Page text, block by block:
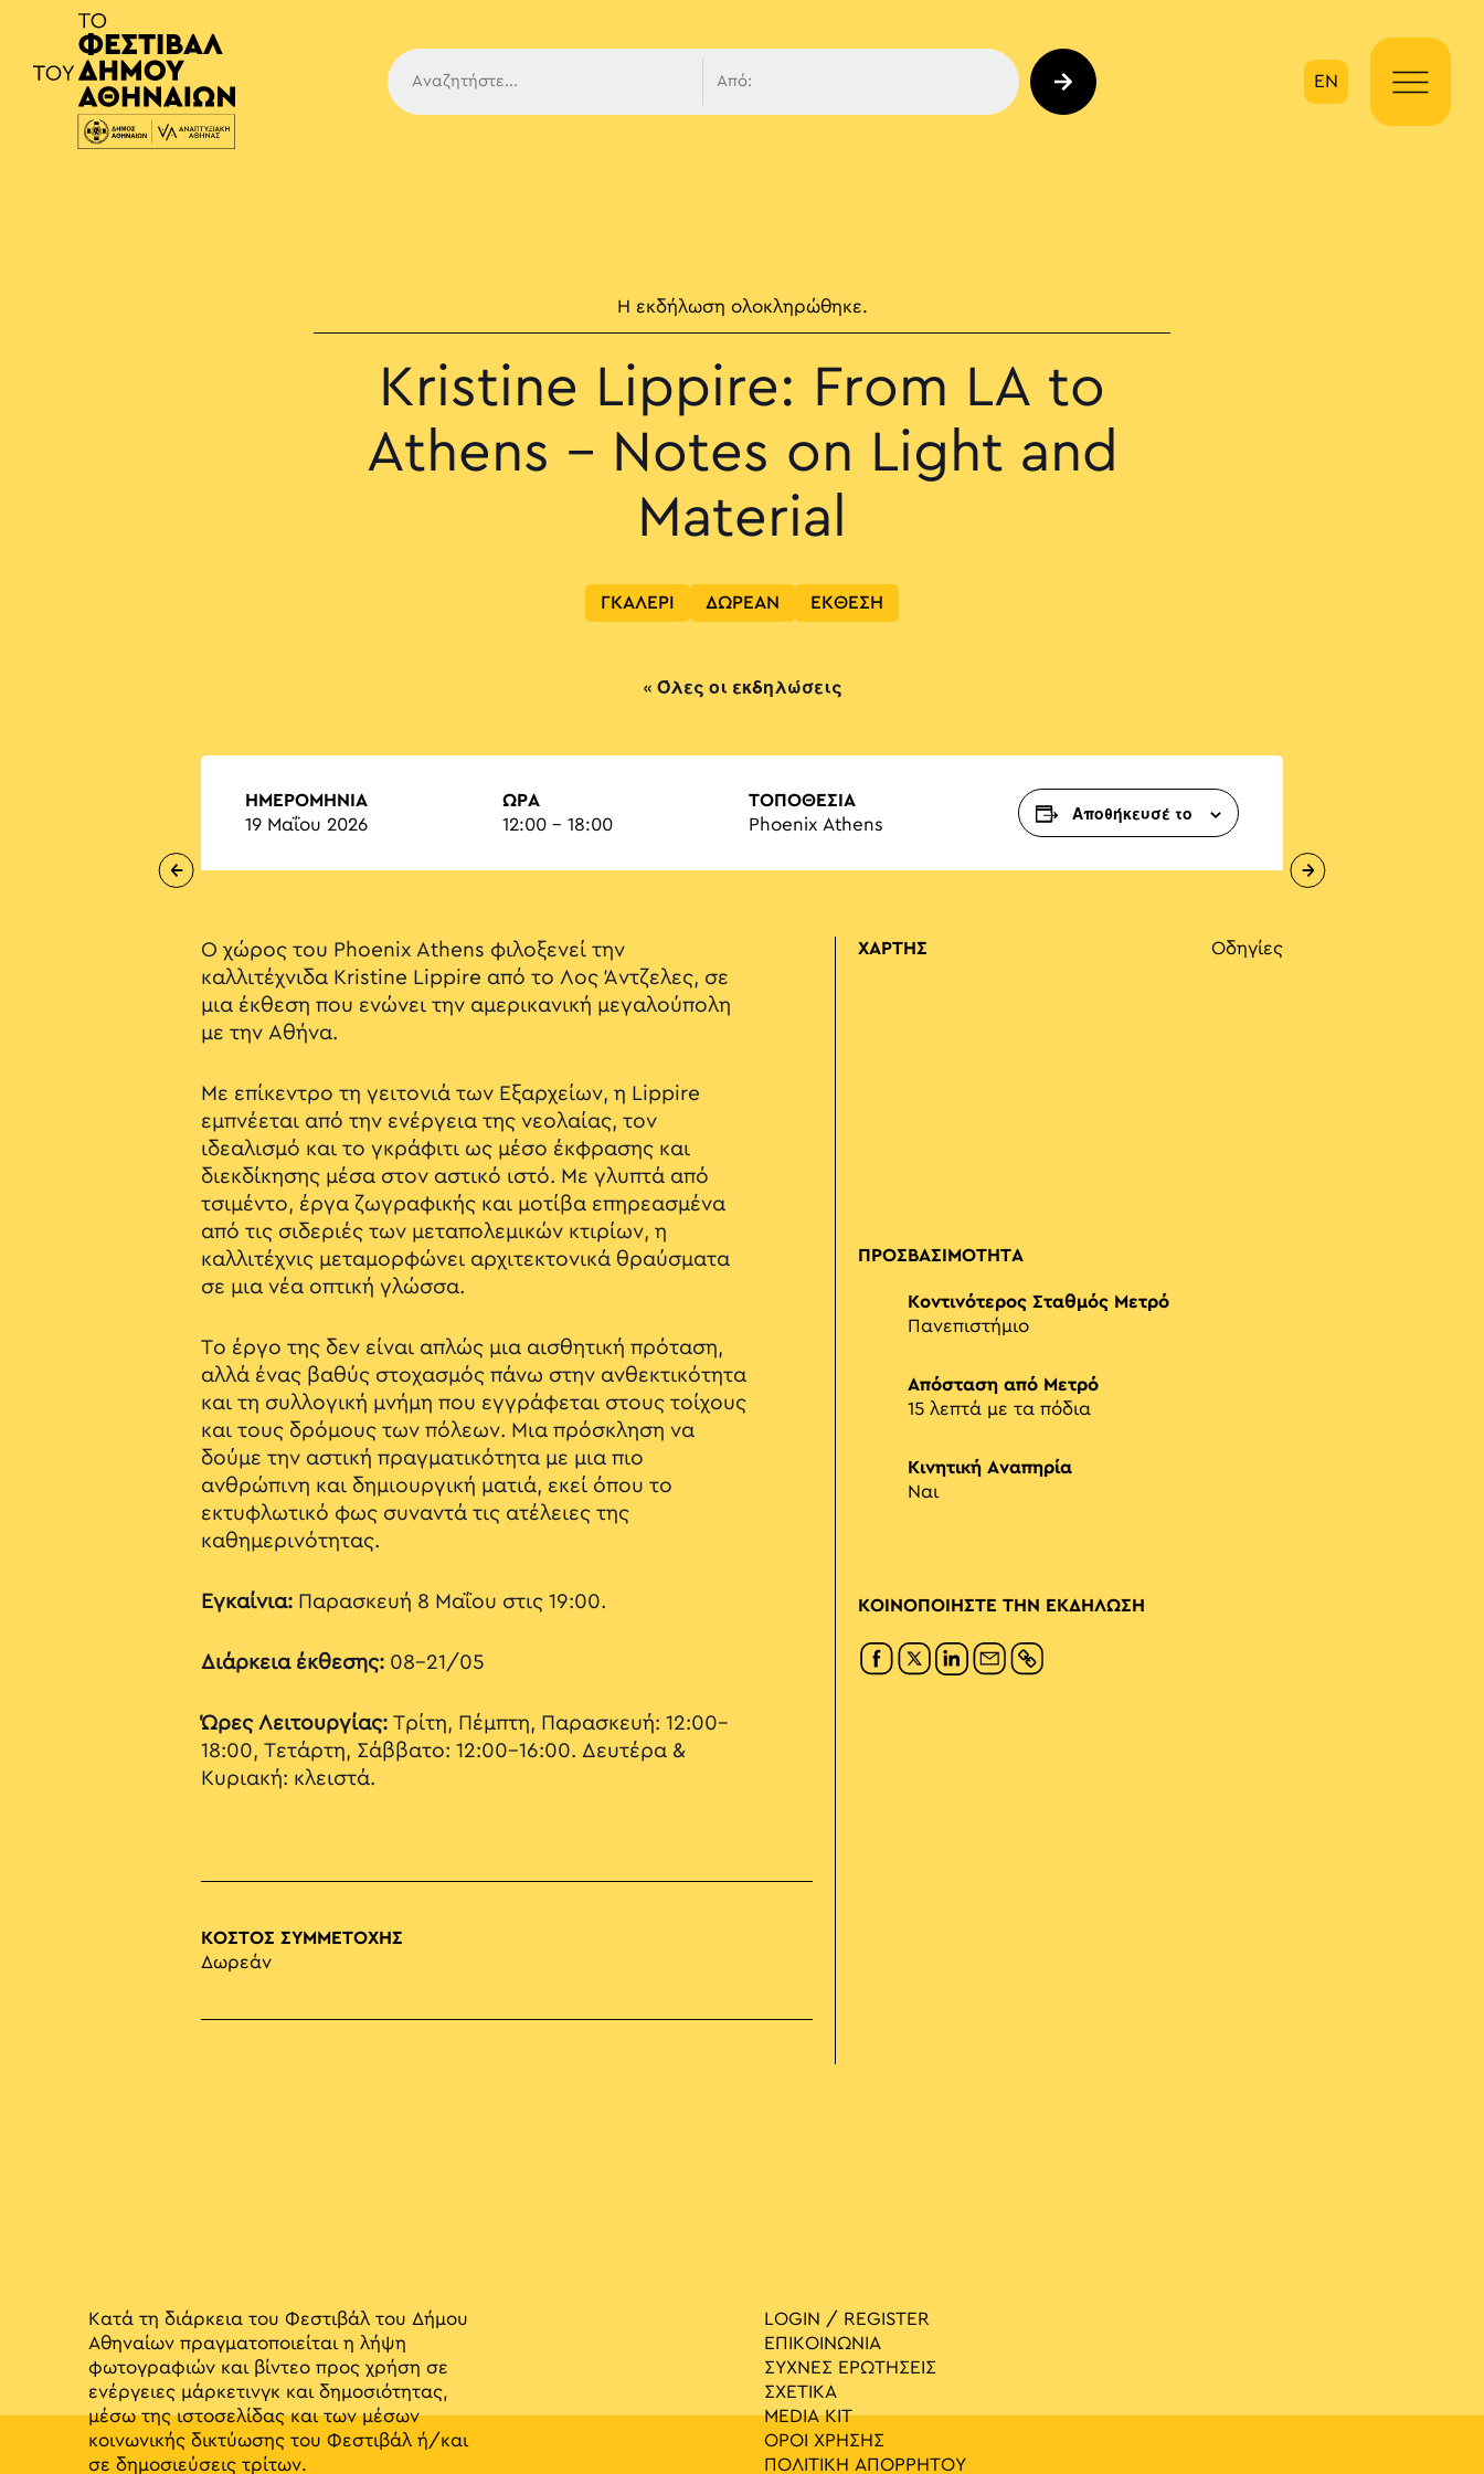
Κύρια πλοήγηση
EN
Η εκδήλωση ολοκληρώθηκε.
Kristine Lippire: From LA to
Athens – Notes on Light and
Material
ΓΚΑΛΕΡΙ ΔΩΡΕΑΝ ΕΚΘΕΣΗ
« Όλες οι εκδηλώσεις
ΗΜΕΡΟΜΗΝΙΑ
19 Μαΐου 2026
ΏΡΑ
12:00 - 18:00
ΤΟΠΟΘΕΣΙΑ
Phoenix Athens
Αποθήκευσέ το
Ο χώρος του Phoenix Athens φιλοξενεί την
καλλιτέχνιδα Kristine Lippire από το Λος Άντζελες, σε
μια έκθεση που ενώνει την αμερικανική μεγαλούπολη
με την Αθήνα.
Με επίκεντρο τη γειτονιά των Εξαρχείων, η Lippire
εμπνέεται από την ενέργεια της νεολαίας, τον
ιδεαλισμό και το γκράφιτι ως μέσο έκφρασης και
διεκδίκησης μέσα στον αστικό ιστό. Με γλυπτά από
τσιμέντο, έργα ζωγραφικής και μοτίβα επηρεασμένα
από τις σιδεριές των μεταπολεμικών κτιρίων, η
καλλιτέχνις μεταμορφώνει αρχιτεκτονικά θραύσματα
σε μια νέα οπτική γλώσσα.
Το έργο της δεν είναι απλώς μια αισθητική πρόταση,
αλλά ένας βαθύς στοχασμός πάνω στην ανθεκτικότητα
και τη συλλογική μνήμη που εγγράφεται στους τοίχους
και τους δρόμους των πόλεων. Μια πρόσκληση να
δούμε την αστική πραγματικότητα με μια πιο
ανθρώπινη και δημιουργική ματιά, εκεί όπου το
εκτυφλωτικό φως συναντά τις ατέλειες της
καθημερινότητας.
Εγκαίνια: Παρασκευή 8 Μαΐου στις 19:00.
Διάρκεια έκθεσης: 08-21/05
Ώρες Λειτουργίας: Τρίτη, Πέμπτη, Παρασκευή: 12:00–
18:00, Τετάρτη, Σάββατο: 12:00–16:00. Δευτέρα &
Κυριακή: κλειστά.
ΚΟΣΤΟΣ ΣΥΜΜΕΤΟΧΗΣ
Δωρεάν
ΧΑΡΤΗΣ Οδηγίες
ΠΡΟΣΒΑΣΙΜΟΤΗΤΑ
Κοντινότερος Σταθμός Μετρό
Πανεπιστήμιο
Απόσταση από Μετρό
15 λεπτά με τα πόδια
Κινητική Αναπηρία
Ναι
ΚΟΙΝΟΠΟΙΗΣΤΕ ΤΗΝ ΕΚΔΗΛΩΣΗ
Κατά τη διάρκεια του Φεστιβάλ του Δήμου
Αθηναίων πραγματοποιείται η λήψη
φωτογραφιών και βίντεο προς χρήση σε
ενέργειες μάρκετινγκ και δημοσιότητας,
μέσω της ιστοσελίδας και των μέσων
κοινωνικής δικτύωσης του Φεστιβάλ ή/και
σε δημοσιεύσεις τρίτων.
LOGIN / REGISTER
ΕΠΙΚΟΙΝΩΝΙΑ
ΣΥΧΝΕΣ ΕΡΩΤΗΣΕΙΣ
ΣΧΕΤΙΚΑ
MEDIA ΚIT
ΟΡΟΙ ΧΡΗΣΗΣ
ΠΟΛΙΤΙΚΗ ΑΠΟΡΡΗΤΟΥ